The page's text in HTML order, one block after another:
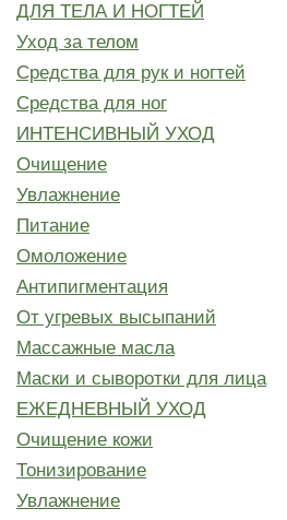
ДЛЯ ТЕЛА И НОГТЕЙ
Уход за телом
Средства для рук и ногтей
Средства для ног
ИНТЕНСИВНЫЙ УХОД
Очищение
Увлажнение
Питание
Омоложение
Антипигментация
От угревых высыпаний
Массажные масла
Маски и сыворотки для лица
ЕЖЕДНЕВНЫЙ УХОД
Очищение кожи
Тонизирование
Увлажнение